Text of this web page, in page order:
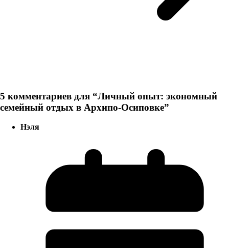
5 комментариев для “Личный опыт: экономный
семейный отдых в Архипо-Осиповке”
Нэля